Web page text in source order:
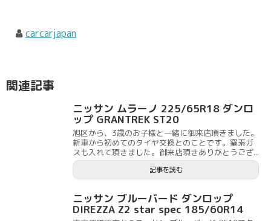
carcarjapan
関連記事
ニッサン ムラーノ 225/65R18 ダンロ
ップ GRANTREK ST20
旭区から、3歳のお子様と一緒に御来店頂きました。
新車から初めてのタイヤ交換とのことです。窒素ガ
スも入れて頂きました。御来店頂きありがとうござ...
記事を読む
ニッサン ブルーバード ダンロップ
DIREZZA Z2 star spec 185/60R14